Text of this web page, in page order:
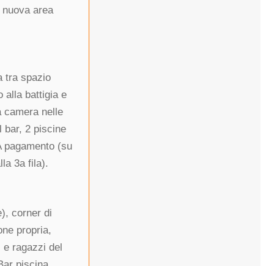
area
tra spazio
alla battigia e
camera nelle
bar, 2 piscine
pagamento (su
3a fila).
corner di
propria,
e ragazzi del